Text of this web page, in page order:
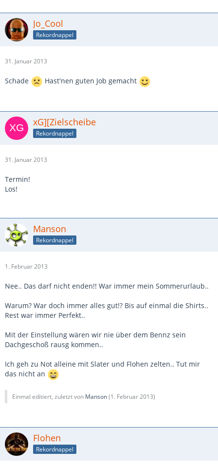
Jo_Cool
Rekordnappel
31. Januar 2013
Schade Hast'nen guten Job gemacht
xG][Zielscheibe
Rekordnappel
31. Januar 2013
Termin!
Los!
Manson
Rekordnappel
1. Februar 2013
Nee.. Das darf nicht enden!! War immer mein Sommerurlaub..
Warum? War doch immer alles gut!? Bis auf einmal die Shirts..
Rest war immer Perfekt..
Mit der Einstellung wären wir nie über dem Bennz sein
Dachgeschoß rausg kommen..
Ich geh zu Not alleine mit Slater und Flohen zelten.. Tut mir
das nicht an
Einmal editiert, zuletzt von Manson(1. Februar 2013)
Flohen
Rekordnappel